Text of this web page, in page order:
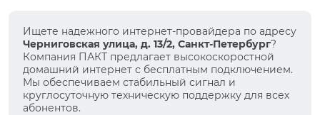
Ищете надежного интернет-провайдера по адресу
Черниговская улица, д. 13/2, Санкт-Петербург?
Компания ПАКТ предлагает высокоскоростной
домашний интернет с бесплатным подключением.
Мы обеспечиваем стабильный сигнал и
круглосуточную техническую поддержку для всех
абонентов.